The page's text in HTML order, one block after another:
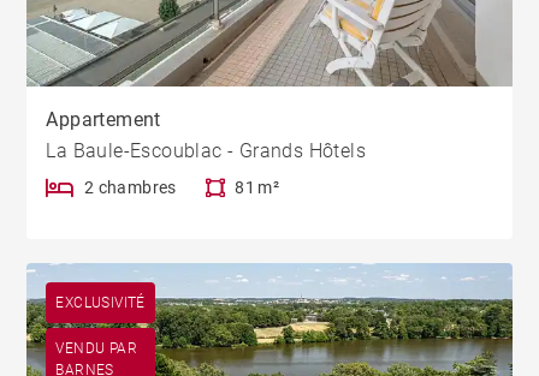
Appartement
La Baule-Escoublac - Grands Hôtels
2 chambres 81 m²
EXCLUSIVITÉ
VENDU PAR
BARNES